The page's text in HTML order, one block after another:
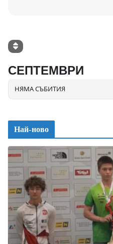
СЕПТЕМВРИ
НЯМА СЪБИТИЯ
Най-ново